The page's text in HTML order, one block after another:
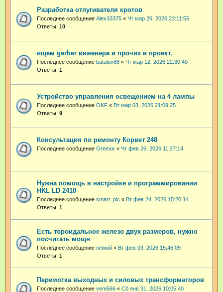
Разработка отпугивателя кротов
Последнее сообщение Alex33375 « Чт мар 26, 2026 23:11:55
Ответы: 10
ищем gerber инженера и прочих в проект.
Последнее сообщение batalov88 « Чт мар 12, 2026 22:30:40
Ответы: 1
Устройство управления освещением на 4 лампы
Последнее сообщение OKF « Вт мар 03, 2026 21:09:25
Ответы: 9
Консультация по ремонту Корвет 248
Последнее сообщение Gremor « Чт фев 26, 2026 11:27:14
Нужна помощь в настройке и программировании
HKL LD 2410
Последнее сообщение smart_pic « Вт фев 24, 2026 15:20:14
Ответы: 1
Есть тороидальное железо двух размеров, нужно
посчитать мощн
Последнее сообщение немой « Вт фев 03, 2026 15:46:09
Ответы: 1
Перемотка выходных и силовых трансформаторов
Последнее сообщение vem566 « Сб янв 31, 2026 10:05:40